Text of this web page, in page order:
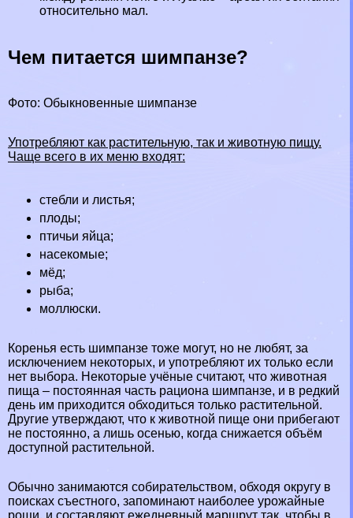
относительно мал.
Чем питается шимпанзе?
Фото: Обыкновенные шимпанзе
Употрeбляют как растительную, так и животную пищу.
Чаще всего в их меню входят:
стeбли и листья;
плоды;
птичьи яйца;
насекомые;
мёд;
рыба;
моллюски.
Коренья есть шимпанзе тоже могут, но не любят, за
исключением некоторых, и употрeбляют их только если
нет выбора. Некоторые учёные считают, что животная
пища – постоянная часть рациона шимпанзе, и в редкий
день им приходится обходиться только растительной.
Другие утверждают, что к животной пище они прибегают
не постоянно, а лишь осенью, когда снижается объём
доступной растительной.
Обычно занимаются собирательством, обходя округу в
поисках съестного, запоминают наиболее урожайные